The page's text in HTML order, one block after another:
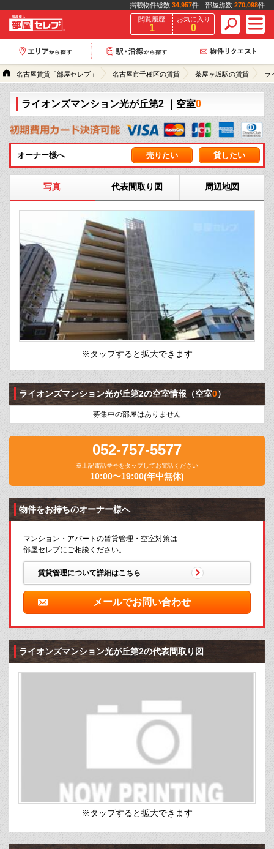
掲載物件総数 34,957件 部屋総数 270,098件
閲覧履歴
1
お気に入り
0
名古屋賃貸「部屋セレブ」 名古屋市千種区の賃貸 茶屋ヶ坂駅の賃貸 ラ
ライオンズマンション光が丘第2 ｜空室0
オーナー様へ 売りたい 貸したい
写真 代表間取り図 周辺地図
※タップすると拡大できます
ライオンズマンション光が丘第2の空室情報 （空室0）
募集中の部屋はありません
052-757-5577
※上記電話番号をタップしてお電話ください
10:00〜19:00(年中無休)
物件をお持ちのオーナー様へ
マンション・アパートの賃貸管理・空室対策は
部屋セレブにご相談ください。
賃貸管理について詳細はこちら
メールでお問い合わせ
ライオンズマンション光が丘第2の代表間取り図
※タップすると拡大できます